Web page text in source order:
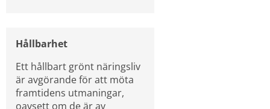
Hållbarhet
Ett hållbart grönt näringsliv
är avgörande för att möta
framtidens utmaningar,
oavsett om de är av